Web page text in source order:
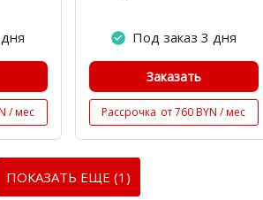
/ мес
Под заказ 3 дня
Заказать
Рассрочка от 760 BYN / мес
ПОКАЗАТЬ ЕЩЕ (1)